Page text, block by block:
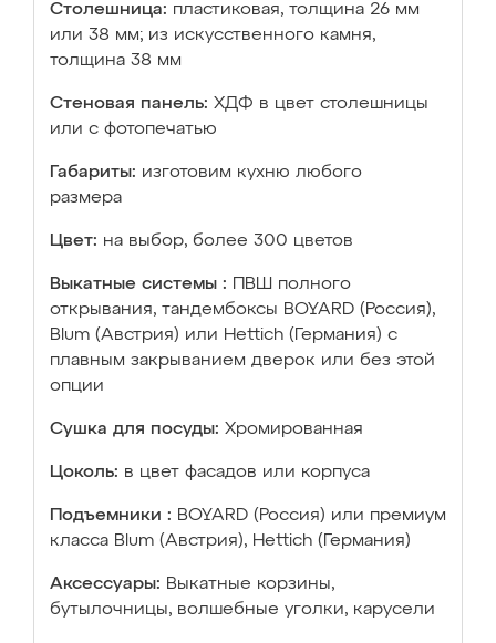
Столешница: пластиковая, толщина 26 мм
или 38 мм; из искусственного камня,
толщина 38 мм
Стеновая панель: ХДФ в цвет столешницы
или с фотопечатью
Габариты: изготовим кухню любого
размера
Цвет: на выбор, более 300 цветов
Выкатные системы :
ПВШ полного
открывания, тандембоксы BOYARD (Россия),
Blum (Австрия) или Hettich (Германия) с
плавным закрыванием дверок или без этой
опции
Сушка для посуды: Хромированная
Цоколь: в цвет фасадов или корпуса
Подъемники : BOYARD (Россия) или премиум
класса Blum (Австрия), Hettich (Германия)
Аксессуары: Выкатные корзины,
бутылочницы, волшебные уголки, карусели